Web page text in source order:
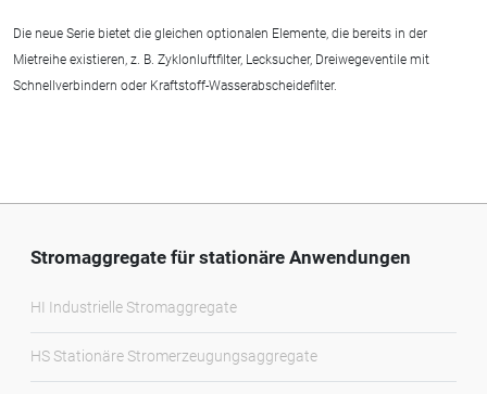
Die neue Serie bietet die gleichen optionalen Elemente, die bereits in der
Mietreihe existieren, z. B. Zyklonluftfilter, Lecksucher, Dreiwegeventile mit
Schnellverbindern oder Kraftstoff-Wasserabscheidefilter.
Stromaggregate für stationäre Anwendungen
HI Industrielle Stromaggregate
HS Stationäre Stromerzeugungsaggregate